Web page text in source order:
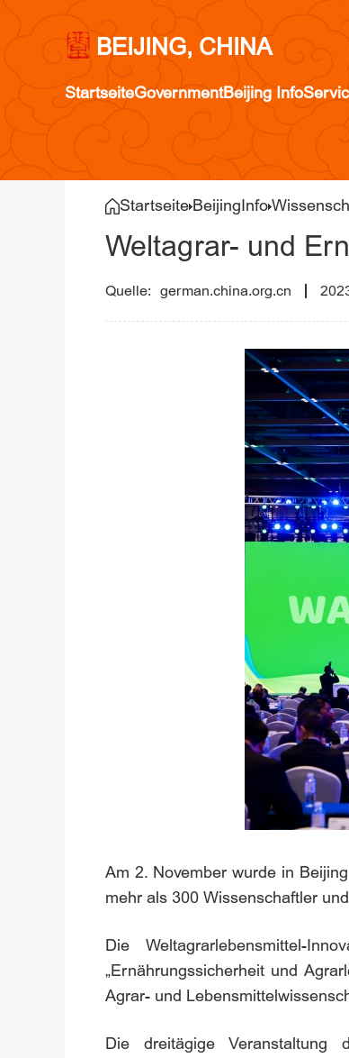
BEIJING, CHINA
StartseiteGovernmentBeijing Info
Startseite BeijingInfo
Weltagrar- und
german.china.org.cn
Am 2. November wurde in
mehr als 300 Wissenschaftler
Die Weltagrarlebensmittel-
„Ernährungssicherheit und
Agrar- und
Die dreitägige Veranstaltung